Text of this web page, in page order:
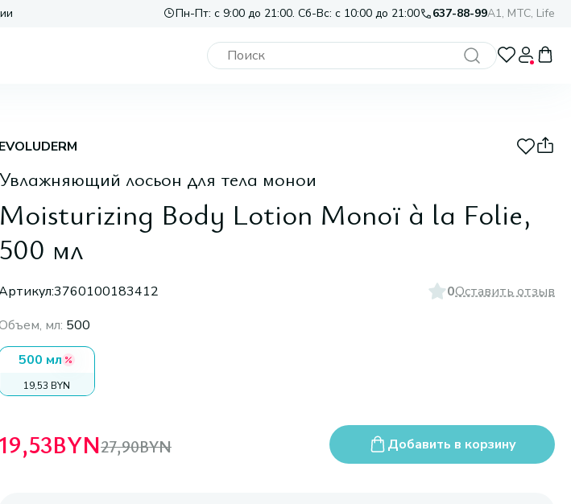
Пн-Пт: с 9:00 до 21:00. Сб-Вс: с 10:00 до 21:00 637-88-99A1, МТС, Life
EVOLUDERM
Увлажняющий лосьон для тела монои
Moisturizing Body Lotion Monoï à la Folie,
500 мл
3760100183412 0Оставить отзыв
мл: 500
500 мл
19,53 BYN
19,53BYN27,90BYN Добавить в корзину